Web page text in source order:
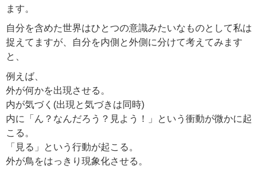
ます。
自分を含めた世界はひとつの意識みたいなものとして私は
捉えてますが、自分を内側と外側に分けて考えてみます
と、
例えば、
外が何かを出現させる。
内が気づく(出現と気づきは同時)
内に「ん？なんだろう？見よう！」という衝動が微かに起
こる。
「見る」という行動が起こる。
外が鳥をはっきり現象化させる。